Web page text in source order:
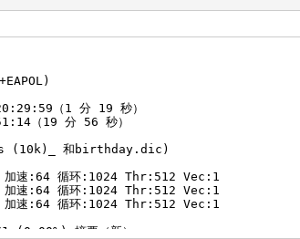
：100% 核心：1645MHz 内存：5005MHz 总线：4
：100% 核心：1670MHz 内存：5005MHz 总线：4
：100% 核心：1632MHz 内存：5005MHz 总线：4
（1 分 19 秒）
（19 分 56 秒）
和birthday.dic)
速:64 循环:1024 Thr:512 Vec:1
速:64 循环:1024 Thr:512 Vec:1
速:64 循环:1024 Thr:512 Vec:1
摘要（新）